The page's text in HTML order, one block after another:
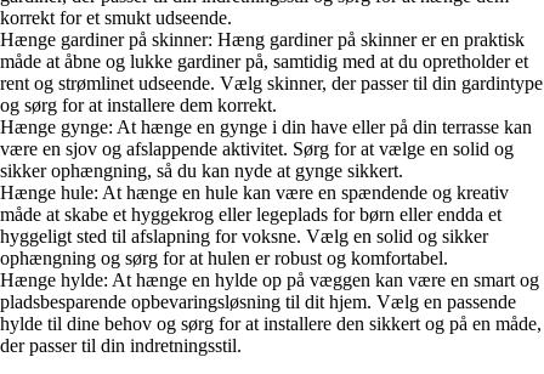
korrekt for et smukt udseende.
Hænge gardiner på skinner: Hæng gardiner på skinner er en praktisk
måde at åbne og lukke gardiner på, samtidig med at du opretholder et
rent og strømlinet udseende. Vælg skinner, der passer til din gardintype
og sørg for at installere dem korrekt.
Hænge gynge: At hænge en gynge i din have eller på din terrasse kan
være en sjov og afslappende aktivitet. Sørg for at vælge en solid og
sikker ophængning, så du kan nyde at gynge sikkert.
Hænge hule: At hænge en hule kan være en spændende og kreativ
måde at skabe et hyggekrog eller legeplads for børn eller endda et
hyggeligt sted til afslapning for voksne. Vælg en solid og sikker
ophængning og sørg for at hulen er robust og komfortabel.
Hænge hylde: At hænge en hylde op på væggen kan være en smart og
pladsbesparende opbevaringsløsning til dit hjem. Vælg en passende
hylde til dine behov og sørg for at installere den sikkert og på en måde,
der passer til din indretningsstil.